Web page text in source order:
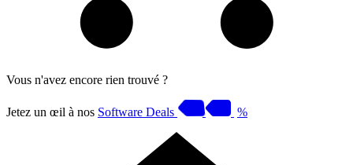
Vous n'avez encore rien trouvé ?
Jetez un œil à nos Software Deals %